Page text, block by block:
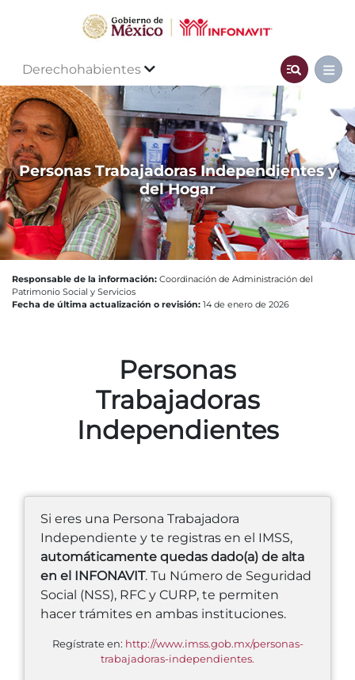
Derechohabientes
Personas Trabajadoras Independientes y
del Hogar
Responsable de la información: Coordinación de Administración del
Patrimonio Social y Servicios
Fecha de última actualización o revisión: 14 de enero de 2026
Personas
Trabajadoras
Independientes
Si eres una Persona Trabajadora
Independiente y te registras en el IMSS,
automáticamente quedas dado(a) de alta
en el INFONAVIT. Tu Número de Seguridad
Social (NSS), RFC y CURP, te permiten
hacer trámites en ambas instituciones.
Regístrate en: http://www.imss.gob.mx/personas-
trabajadoras-independientes.